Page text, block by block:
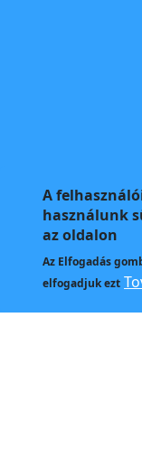
A
használunk
az oldalon
Az Elfogadás
elfogadjuk ezt